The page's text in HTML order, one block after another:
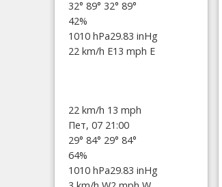
32° 89° 32° 89°
42%
1010 hPa29.83 inHg
22 km/h E13 mph E
22 km/h 13 mph
Пет, 07 21:00
29° 84° 29° 84°
64%
1010 hPa29.83 inHg